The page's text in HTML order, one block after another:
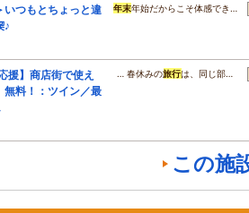
いつもとちょっと違
♪
年末年始だからこそ体感でき…
援】商店街で使え
無料！：ツイン／最
… 春休みの旅行は、同じ部…
この施